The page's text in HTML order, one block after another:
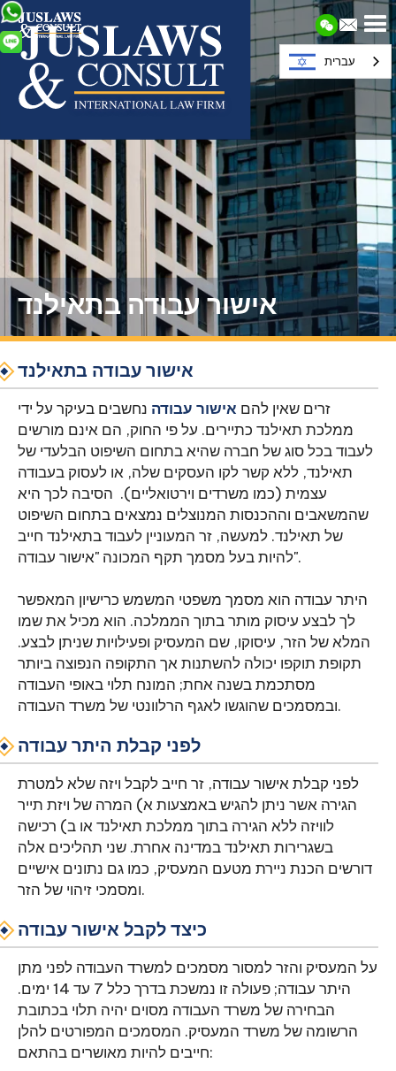
אישור עבודה בתאילנד
אישור עבודה בתאילנד
זרים שאין להם אישור עבודה נחשבים בעיקר על ידי
ממלכת תאילנד כתיירים. על פי החוק, הם אינם מורשים
לעבוד בכל סוג של חברה שהיא בתחום השיפוט הבלעדי של
תאילנד, ללא קשר לקו העסקים שלה, או לעסוק בעבודה
עצמית (כמו משרדים וירטואליים). הסיבה לכך היא
שהמשאבים וההכנסות המנוצלים נמצאים בתחום השיפוט
של תאילנד. למעשה, זר המעוניין לעבוד בתאילנד חייב
להיות בעל מסמך תקף המכונה "אישור עבודה".
היתר עבודה הוא מסמך משפטי המשמש כרישיון המאפשר
לך לבצע עיסוק מותר בתוך הממלכה. הוא מכיל את שמו
המלא של הזר, עיסוקו, שם המעסיק ופעילויות שניתן לבצע.
תקופת תוקפו יכולה להשתנות אך התקופה הנפוצה ביותר
מסתכמת בשנה אחת; המונח תלוי באופי העבודה
ובמסמכים שהוגשו לאגף הרלוונטי של משרד העבודה.
לפני קבלת אישור עבודה, זר חייב לקבל ויזה שלא למטרת
הגירה אשר ניתן להגיש באמצעות א) המרה של ויזת תייר
לוויזה ללא הגירה בתוך ממלכת תאילנד או ב) רכישה
בשגרירות תאילנד במדינה אחרת. שני תהליכים אלה
דורשים הכנת ניירת מטעם המעסיק, כמו גם נתונים אישיים
ומסמכי זיהוי של הזר.
כיצד לקבל אישור עבודה
על המעסיק והזר למסור מסמכים למשרד העבודה לפני מתן
היתר עבודה; פעולה זו נמשכת בדרך כלל 7 עד 14 ימים.
הבחירה של משרד העבודה מסוים יהיה תלוי בכתובת
הרשומה של משרד המעסיק. המסמכים המפורטים להלן
חייבים להיות מאושרים בהתאם:
עברית